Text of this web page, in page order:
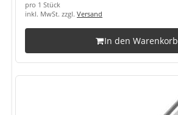
pro 1 Stück
inkl. MwSt. zzgl. Versand
In den Warenkorb